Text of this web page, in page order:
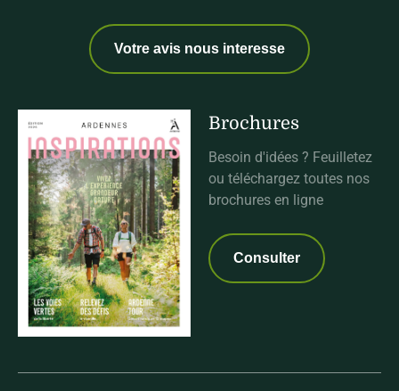
Votre avis nous interesse
Brochures
Besoin d'idées ? Feuilletez
ou téléchargez toutes nos
brochures en ligne
Consulter